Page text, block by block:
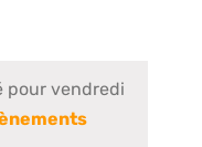
pour vendredi